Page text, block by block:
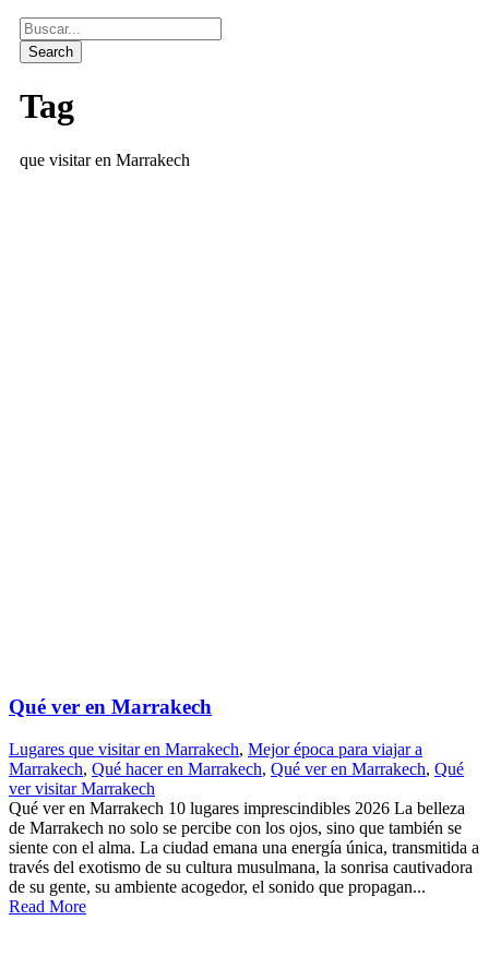
Tag
que visitar en Marrakech
Qué ver en Marrakech
Lugares que visitar en Marrakech, Mejor época para viajar a
Marrakech, Qué hacer en Marrakech, Qué ver en Marrakech, Qué
ver visitar Marrakech
Qué ver en Marrakech 10 lugares imprescindibles 2026 La belleza
de Marrakech no solo se percibe con los ojos, sino que también se
siente con el alma. La ciudad emana una energía única, transmitida a
través del exotismo de su cultura musulmana, la sonrisa cautivadora
de su gente, su ambiente acogedor, el sonido que propagan...
Read More